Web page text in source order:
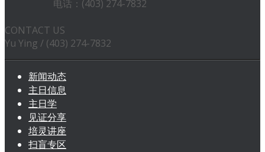
电话：(403) 274-7832
CONTACT US
Yu Ying / (403) 274-7832
新闻动态
主日信息
主日学
见证分享
培灵讲座
扫盲专区